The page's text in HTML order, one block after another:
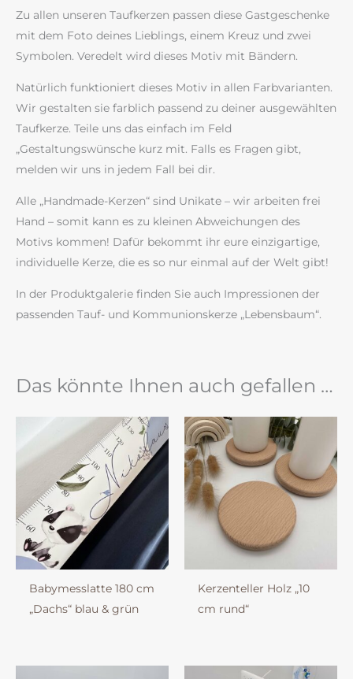
Zu allen unseren Taufkerzen passen diese Gastgeschenke
mit dem Foto deines Lieblings, einem Kreuz und zwei
Symbolen. Veredelt wird dieses Motiv mit Bändern.
Natürlich funktioniert dieses Motiv in allen Farbvarianten.
Wir gestalten sie farblich passend zu deiner ausgewählten
Taufkerze. Teile uns das einfach im Feld
„Gestaltungswünsche kurz mit. Falls es Fragen gibt,
melden wir uns in jedem Fall bei dir.
Alle „Handmade-Kerzen“ sind Unikate – wir arbeiten frei
Hand – somit kann es zu kleinen Abweichungen des
Motivs kommen! Dafür bekommt ihr eure einzigartige,
individuelle Kerze, die es so nur einmal auf der Welt gibt!
In der Produktgalerie finden Sie auch Impressionen der
passenden Tauf- und Kommunionskerze „Lebensbaum“.
Das könnte Ihnen auch gefallen …
Babymesslatte 180 cm
„Dachs“ blau & grün
Kerzenteller Holz „10
cm rund“